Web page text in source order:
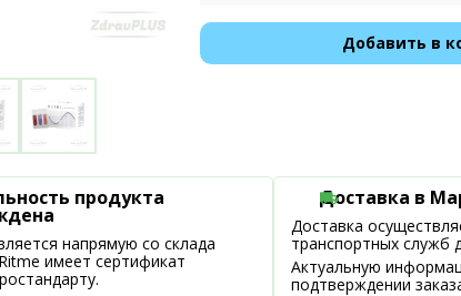
Добавить в
продукта
напрямую со склада
имеет сертификат
Доставка в
Доставка
транспортных служб
Актуальную
подтверждении